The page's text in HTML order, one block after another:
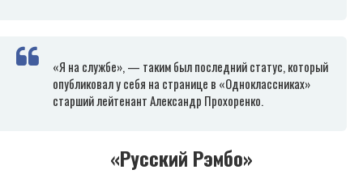
«Я на службе», — таким был последний статус, который
опубликовал у себя на странице в «Одноклассниках»
старший лейтенант Александр Прохоренко.
«Русский Рэмбо»